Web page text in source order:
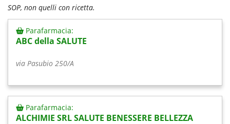
SOP, non quelli con ricetta.
Parafarmacia:
ABC della SALUTE
via Pasubio 250/A
Parafarmacia:
ALCHIMIE SRL SALUTE BENESSERE BELLEZZA